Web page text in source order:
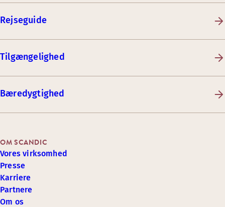
Rejseguide
Tilgængelighed
Bæredygtighed
OM SCANDIC
Vores virksomhed
Presse
Karriere
Partnere
Om os